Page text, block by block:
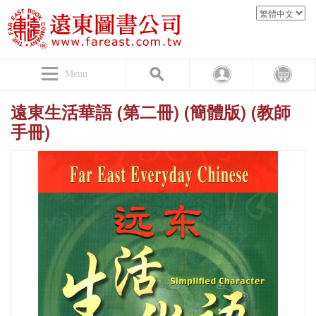
Menu
遠東生活華語 (第二冊) (簡體版) (教師
手冊)